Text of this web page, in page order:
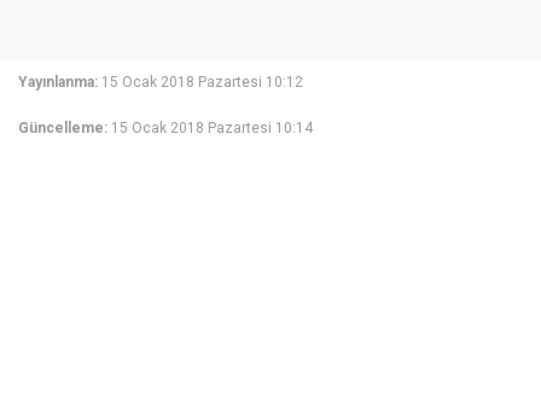
Yayınlanma: 15 Ocak 2018 Pazartesi 10:12
Güncelleme: 15 Ocak 2018 Pazartesi 10:14